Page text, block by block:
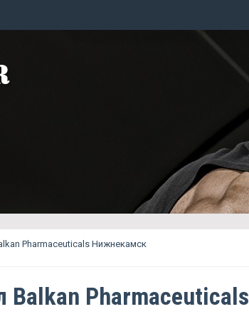
Pharmaceuticals Нижнекамск
Balkan Pharmaceuticals